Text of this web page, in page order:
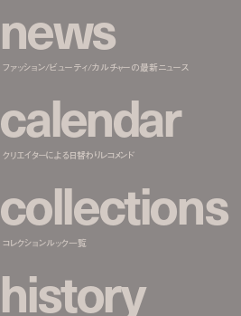
news
ファッション/ビューティ/カルチャーの最新ニュース
calendar
クリエイターによる日替わりレコメンド
collections
コレクションルック一覧
history